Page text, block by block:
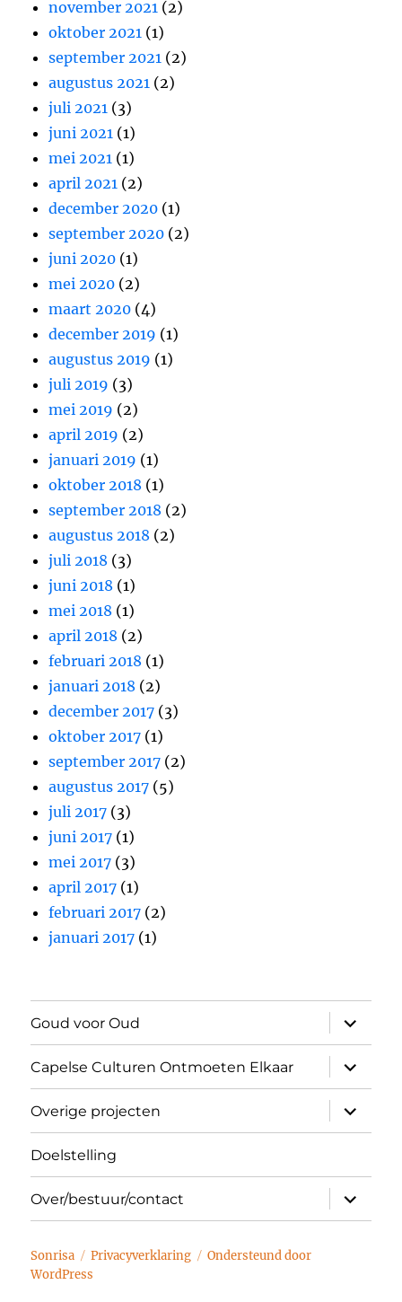
november 2021 (2)
oktober 2021 (1)
september 2021 (2)
augustus 2021 (2)
juli 2021 (3)
juni 2021 (1)
mei 2021 (1)
april 2021 (2)
december 2020 (1)
september 2020 (2)
juni 2020 (1)
mei 2020 (2)
maart 2020 (4)
december 2019 (1)
augustus 2019 (1)
juli 2019 (3)
mei 2019 (2)
april 2019 (2)
januari 2019 (1)
oktober 2018 (1)
september 2018 (2)
augustus 2018 (2)
juli 2018 (3)
juni 2018 (1)
mei 2018 (1)
april 2018 (2)
februari 2018 (1)
januari 2018 (2)
december 2017 (3)
oktober 2017 (1)
september 2017 (2)
augustus 2017 (5)
juli 2017 (3)
juni 2017 (1)
mei 2017 (3)
april 2017 (1)
februari 2017 (2)
januari 2017 (1)
Goud voor Oud
Capelse Culturen Ontmoeten Elkaar
Overige projecten
Doelstelling
Over/bestuur/contact
Sonrisa Privacyverklaring
Ondersteund door
WordPress